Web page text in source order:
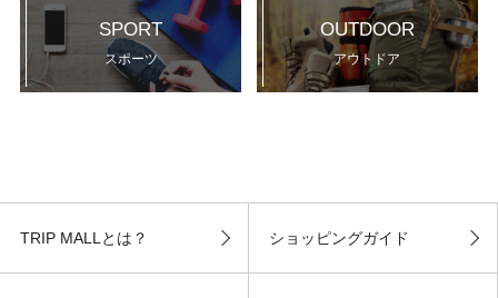
SPORT
スポーツ
OUTDOOR
アウトドア
TRIP MALLとは？ ショッピングガイド